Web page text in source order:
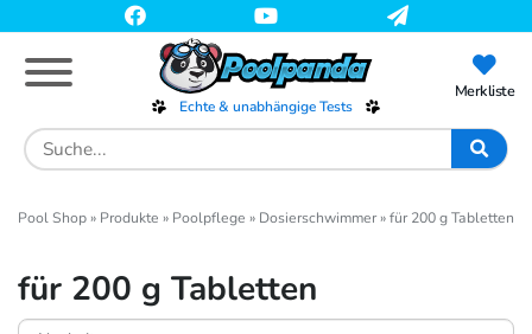
to
main
content
Echte & unabhängige Tests
Search
for:
Merkliste
Pool Shop» Produkte » Poolpflege » Dosierschwimmer»für 200 g Tabletten
für 200 g Tabletten